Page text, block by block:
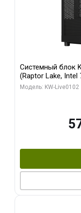
Системный блок
(Raptor Lake,
модуля)/ Afox
Модель: KW-Live0102